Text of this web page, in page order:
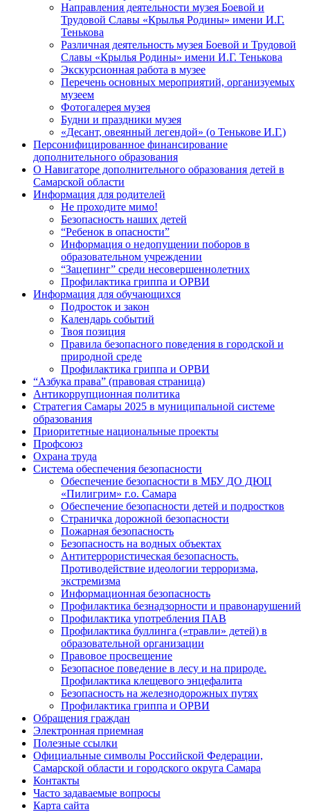
Направления деятельности музея Боевой и
Трудовой Славы «Крылья Родины» имени И.Г.
Тенькова
Различная деятельность музея Боевой и Трудовой
Славы «Крылья Родины» имени И.Г. Тенькова
Экскурсионная работа в музее
Перечень основных мероприятий, организуемых
музеем
Фотогалерея музея
Будни и праздники музея
«Десант, овеянный легендой» (о Тенькове И.Г.)
Персонифицированное финансирование
дополнительного образования
О Навигаторе дополнительного образования детей в
Самарской области
Информация для родителей
Не проходите мимо!
Безопасность наших детей
“Ребенок в опасности”
Информация о недопущении поборов в
образовательном учреждении
“Зацепинг” среди несовершеннолетних
Профилактика гриппа и ОРВИ
Информация для обучающихся
Подросток и закон
Календарь событий
Твоя позиция
Правила безопасного поведения в городской и
природной среде
Профилактика гриппа и ОРВИ
“Азбука права” (правовая страница)
Антикоррупционная политика
Стратегия Самары 2025 в муниципальной системе
образования
Приоритетные национальные проекты
Профсоюз
Охрана труда
Система обеспечения безопасности
Обеспечение безопасности в МБУ ДО ДЮЦ
«Пилигрим» г.о. Самара
Обеспечение безопасности детей и подростков
Страничка дорожной безопасности
Пожарная безопасность
Безопасность на водных объектах
Антитеррористическая безопасность.
Противодействие идеологии терроризма,
экстремизма
Информационная безопасность
Профилактика безнадзорности и правонарушений
Профилактика употребления ПАВ
Профилактика буллинга («травли» детей) в
образовательной организации
Правовое просвещение
Безопасное поведение в лесу и на природе.
Профилактика клещевого энцефалита
Безопасность на железнодорожных путях
Профилактика гриппа и ОРВИ
Обращения граждан
Электронная приемная
Полезные ссылки
Официальные символы Российской Федерации,
Самарской области и городского округа Самара
Контакты
Часто задаваемые вопросы
Карта сайта